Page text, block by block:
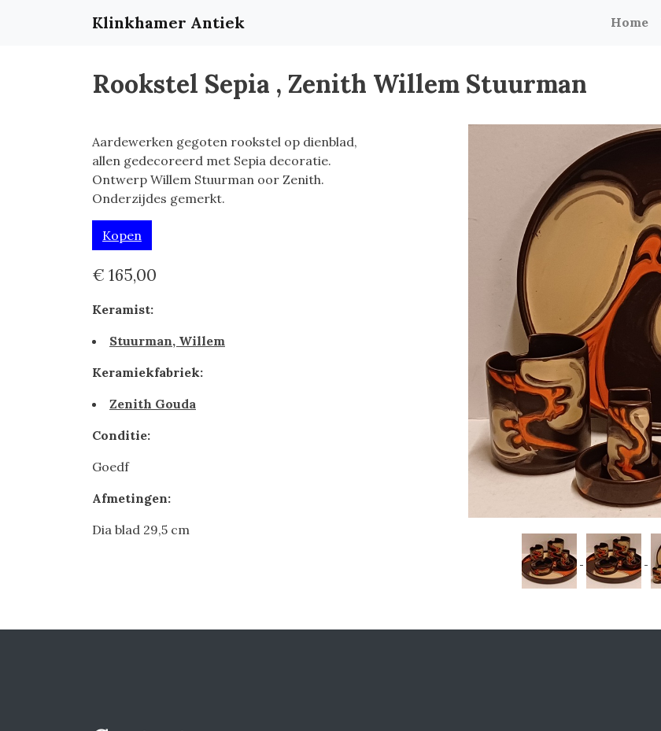
Klinkhamer Antiek Home
Rookstel Sepia , Zenith Willem Stuurman
Aardewerken gegoten rookstel op dienblad,
allen gedecoreerd met Sepia decoratie.
Ontwerp Willem Stuurman oor Zenith.
Onderzijdes gemerkt.
Kopen
€ 165,00
Keramist:
Stuurman, Willem
Keramiekfabriek:
Zenith Gouda
Conditie:
Goedf
Afmetingen:
Dia blad 29,5 cm